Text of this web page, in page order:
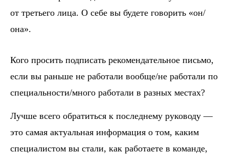
от третьего лица. О себе вы будете говорить «он/
она».
Кого просить подписать рекомендательное письмо,
если вы раньше не работали вообще/не работали по
специальности/много работали в разных местах?
Лучше всего обратиться к последнему руководу —
это самая актуальная информация о том, каким
специалистом вы стали, как работаете в команде,